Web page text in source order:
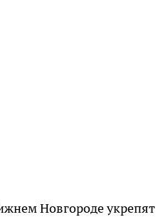
Новгороде укрепят